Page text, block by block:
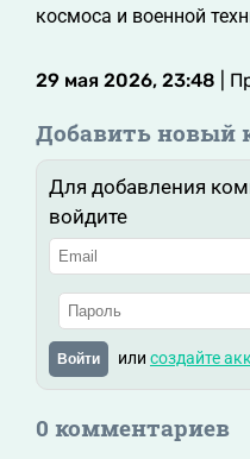
космоса и военной
29 мая 2026, 23:48 |
Добавить новый
Для добавления
войдите
Войти или создайте
0 комментариев